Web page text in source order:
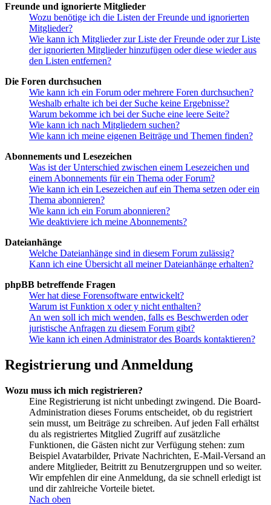
Freunde und ignorierte Mitglieder
Wozu benötige ich die Listen der Freunde und ignorierten
Mitglieder?
Wie kann ich Mitglieder zur Liste der Freunde oder zur Liste
der ignorierten Mitglieder hinzufügen oder diese wieder aus
den Listen entfernen?
Die Foren durchsuchen
Wie kann ich ein Forum oder mehrere Foren durchsuchen?
Weshalb erhalte ich bei der Suche keine Ergebnisse?
Warum bekomme ich bei der Suche eine leere Seite?
Wie kann ich nach Mitgliedern suchen?
Wie kann ich meine eigenen Beiträge und Themen finden?
Abonnements und Lesezeichen
Was ist der Unterschied zwischen einem Lesezeichen und
einem Abonnements für ein Thema oder Forum?
Wie kann ich ein Lesezeichen auf ein Thema setzen oder ein
Thema abonnieren?
Wie kann ich ein Forum abonnieren?
Wie deaktiviere ich meine Abonnements?
Dateianhänge
Welche Dateianhänge sind in diesem Forum zulässig?
Kann ich eine Übersicht all meiner Dateianhänge erhalten?
phpBB betreffende Fragen
Wer hat diese Forensoftware entwickelt?
Warum ist Funktion x oder y nicht enthalten?
An wen soll ich mich wenden, falls es Beschwerden oder
juristische Anfragen zu diesem Forum gibt?
Wie kann ich einen Administrator des Boards kontaktieren?
Registrierung und Anmeldung
Wozu muss ich mich registrieren?
Eine Registrierung ist nicht unbedingt zwingend. Die Board-
Administration dieses Forums entscheidet, ob du registriert
sein musst, um Beiträge zu schreiben. Auf jeden Fall erhältst
du als registriertes Mitglied Zugriff auf zusätzliche
Funktionen, die Gästen nicht zur Verfügung stehen: zum
Beispiel Avatarbilder, Private Nachrichten, E-Mail-Versand an
andere Mitglieder, Beitritt zu Benutzergruppen und so weiter.
Wir empfehlen dir eine Anmeldung, da sie schnell erledigt ist
und dir zahlreiche Vorteile bietet.
Nach oben